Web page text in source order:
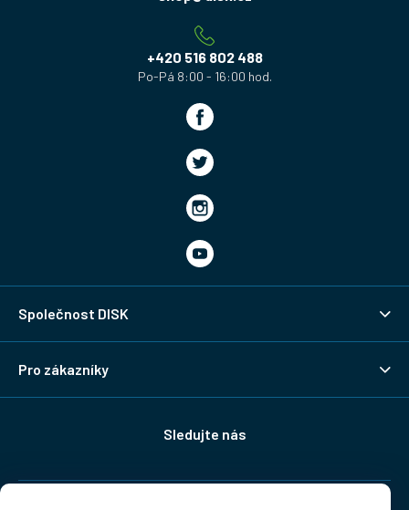
+420 516 802 488
Společnost DISK
Pro zákazníky
Sledujte nás